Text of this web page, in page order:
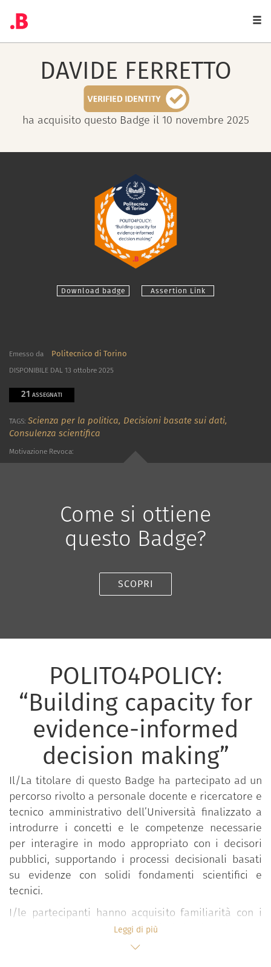
DAVIDE FERRETTO
ha acquisito questo Badge il 10 novembre 2025
Download badge Assertion Link
Emesso da Politecnico di Torino
DISPONIBILE DAL 13 ottobre 2025
21 ASSEGNATI
TAGS: Scienza per la politica, Decisioni basate sui dati,
Consulenza scientifica
Motivazione Revoca:
Come si ottiene
questo Badge?
SCOPRI
POLITO4POLICY:
“Building capacity for
evidence-informed
decision making”
Il/La titolare di questo Badge ha partecipato ad un
percorso rivolto a personale docente e ricercatore e
tecnico amministrativo dell’Università finalizzato a
introdurre i concetti e le competenze necessarie
per interagire in modo appropriato con i decisori
pubblici, supportando i processi decisionali basati
su evidenze con solidi fondamenti scientifici e
tecnici.
I/le partecipanti hanno acquisito familiarità con i
concetti chiave e i modelli istituzionali della
consulenza scientifica, con particolare attenzione al
Leggi di più